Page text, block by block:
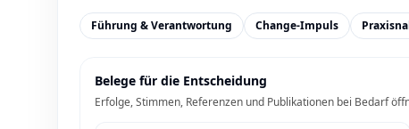
Führung & Verantwortung Change-Impuls
Belege für die Entscheidung
Erfolge, Stimmen, Referenzen und Publikationen bei Bedarf